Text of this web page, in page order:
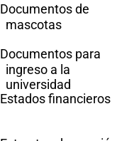
Documentos de
mascotas
Documentos para
ingreso a la
universidad
Estados financieros